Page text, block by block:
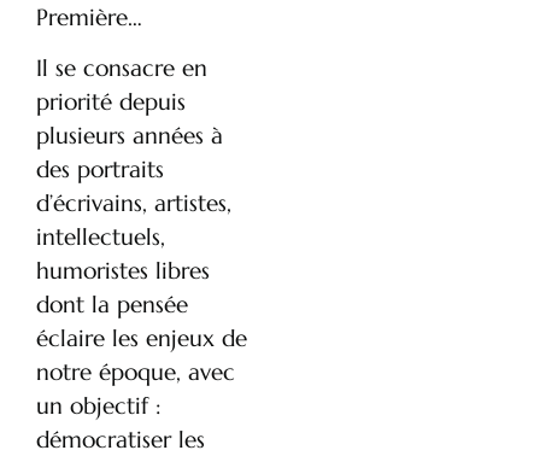
Première…
Il se consacre en
priorité depuis
plusieurs années à
des portraits
d’écrivains, artistes,
intellectuels,
humoristes libres
dont la pensée
éclaire les enjeux de
notre époque, avec
un objectif :
démocratiser les